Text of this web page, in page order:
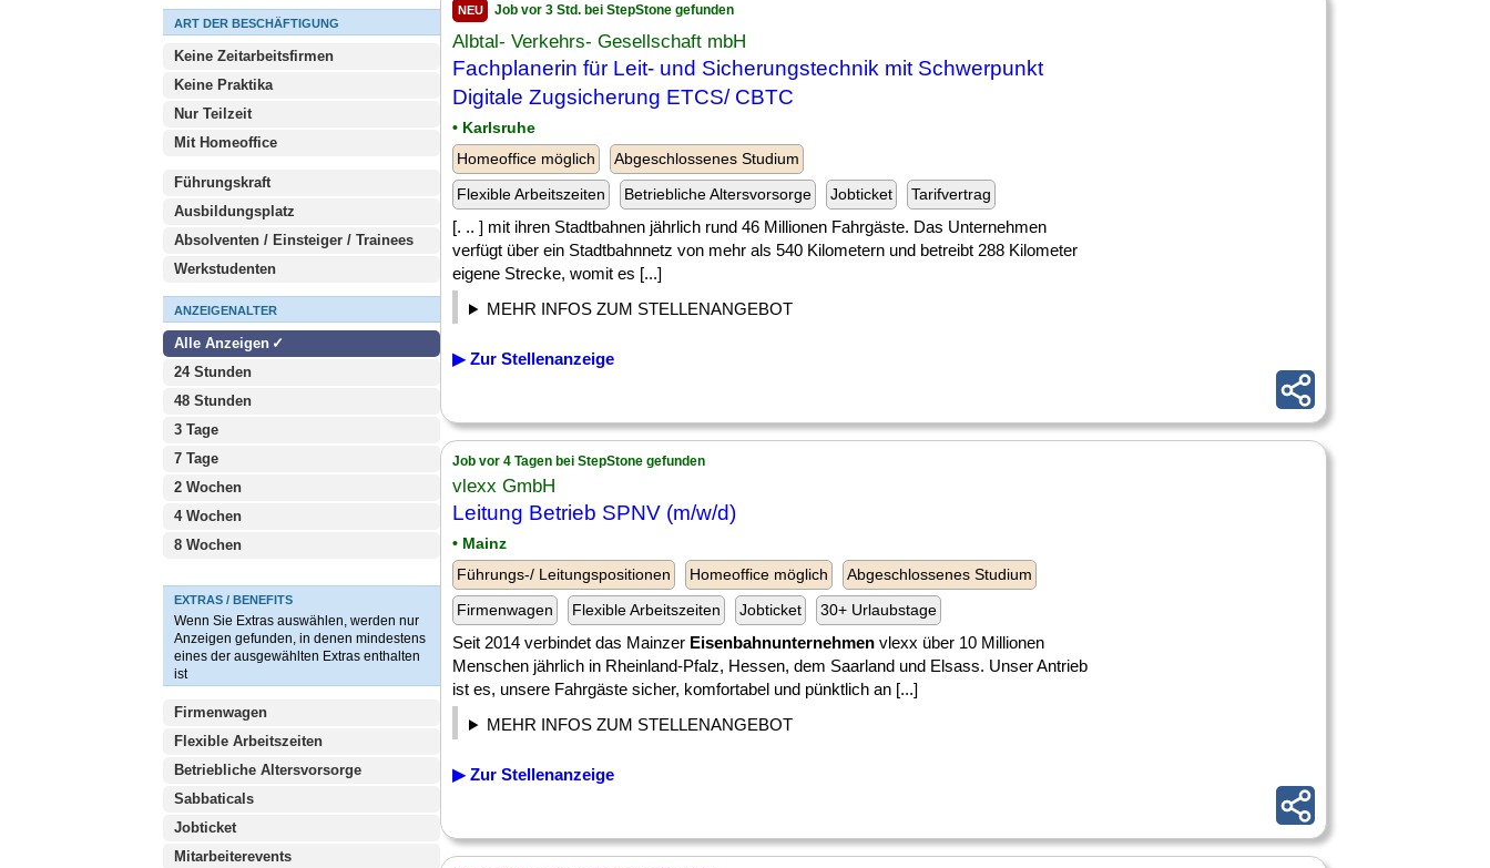
ART DER BESCHÄFTIGUNG
Keine Zeitarbeitsfirmen
Keine Praktika
Nur Teilzeit
Mit Homeoffice
Führungskraft
Ausbildungsplatz
Absolventen / Einsteiger / Trainees
Werkstudenten
ANZEIGENALTER
Alle Anzeigen
24 Stunden
48 Stunden
3 Tage
7 Tage
2 Wochen
4 Wochen
8 Wochen
EXTRAS / BENEFITS
Wenn Sie Extras auswählen, werden nur
Anzeigen gefunden, in denen mindestens
eines der ausgewählten Extras enthalten
ist
Firmenwagen
Flexible Arbeitszeiten
Betriebliche Altersvorsorge
Sabbaticals
Jobticket
Mitarbeiterevents
NEU Job vor 3 Std. bei StepStone gefunden
Albtal- Verkehrs- Gesellschaft mbH
Fachplanerin für Leit- und Sicherungstechnik mit Schwerpunkt
Digitale Zugsicherung ETCS/ CBTC
• Karlsruhe
Homeoffice möglich
Abgeschlossenes Studium
Flexible Arbeitszeiten
Betriebliche Altersvorsorge Jobticket Tarifvertrag
[. .. ] mit ihren Stadtbahnen jährlich rund 46 Millionen Fahrgäste. Das Unternehmen
verfügt über ein Stadtbahnnetz von mehr als 540 Kilometern und betreibt 288 Kilometer
eigene Strecke, womit es [...]
MEHR INFOS ZUM STELLENANGEBOT
▶ Zur Stellenanzeige
Job vor 4 Tagen bei StepStone gefunden
vlexx GmbH
Leitung Betrieb SPNV (m/w/d)
• Mainz
Führungs-/ Leitungspositionen
Homeoffice möglich
Abgeschlossenes Studium
Firmenwagen
Flexible Arbeitszeiten Jobticket 30+ Urlaubstage
Seit 2014 verbindet das Mainzer Eisenbahnunternehmen vlexx über 10 Millionen
Menschen jährlich in Rheinland-Pfalz, Hessen, dem Saarland und Elsass. Unser Antrieb
ist es, unsere Fahrgäste sicher, komfortabel und pünktlich an [...]
MEHR INFOS ZUM STELLENANGEBOT
▶ Zur Stellenanzeige